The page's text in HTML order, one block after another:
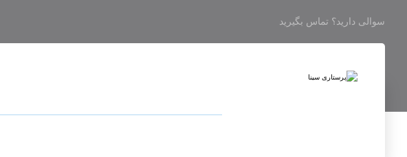
سوالی دارید؟ تماس بگیرید